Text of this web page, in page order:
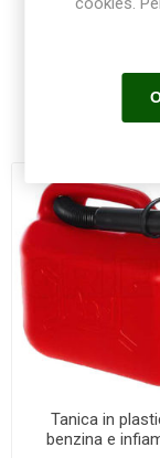
Tanica in
benzina e